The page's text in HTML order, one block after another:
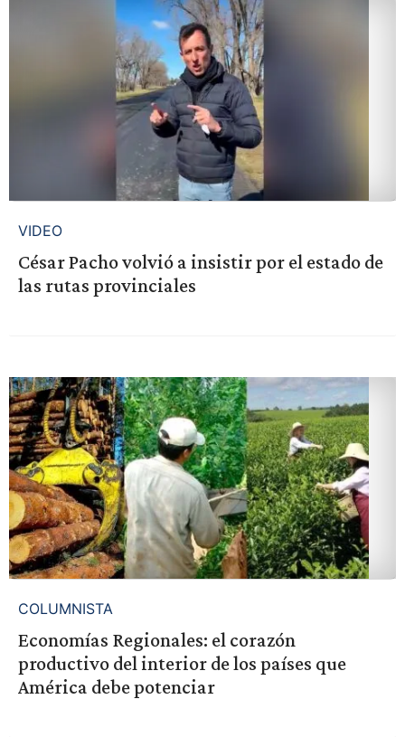
VIDEO
César Pacho volvió a insistir por el estado de
las rutas provinciales
COLUMNISTA
Economías Regionales: el corazón
productivo del interior de los países que
América debe potenciar